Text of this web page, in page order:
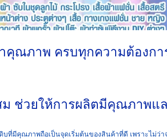
คุณภาพ ครบทุกความต้องกา
ม ช่วยให้การผลิตมีคุณภาพแ
บที่มีคุณภาพถือเป็นจุดเริ่มต้นของสินค้าที่ดี เพราะไม่ว่